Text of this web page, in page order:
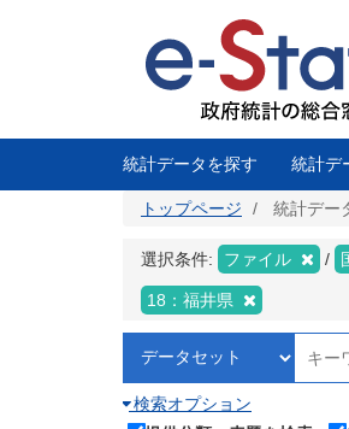
に
統計データを探す 統計デ
トップページ 統計デー
選択条件: ファイル
18：福井県
検索オプション